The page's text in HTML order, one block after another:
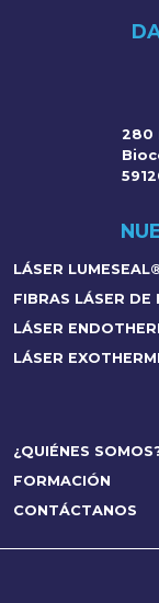
280
LÁSER
FIBRAS LÁSER
LÁSER
LÁSER
¿QUIÉNES
FORMACIÓN
CONTÁCTANOS